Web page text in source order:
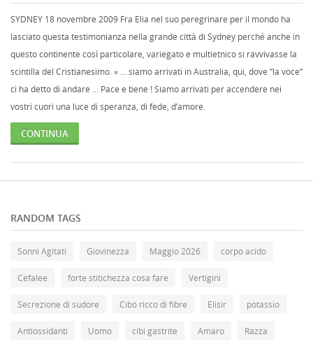
SYDNEY 18 novembre 2009 Fra Elia nel suo peregrinare per il mondo ha
lasciato questa testimonianza nella grande città di Sydney perché anche in
questo continente così particolare, variegato e multietnico si ravvivasse la
scintilla del Cristianesimo. « … siamo arrivati in Australia, qui, dove “la voce”
ci ha detto di andare ... Pace e bene ! Siamo arrivati per accendere nei
vostri cuori una luce di speranza, di fede, d’amore.
CONTINUA
RANDOM TAGS
Sonni Agitati Giovinezza Maggio 2026 corpo acido
Cefalee forte stitichezza cosa fare Vertigini
Secrezione di sudore Cibo ricco di fibre Elisir potassio
Antiossidanti Uomo cibi gastrite Amaro Razza